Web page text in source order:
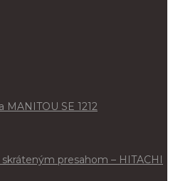
MANITOU SE 1212